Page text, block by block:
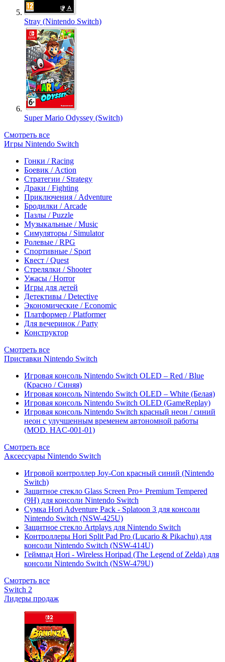
Stray (Nintendo Switch)
Super Mario Odyssey (Switch)
Смотреть все
Игры Nintendo Switch
Гонки / Racing
Боевик / Action
Стратегии / Strategy
Драки / Fighting
Приключения / Adventure
Бродилки / Arcade
Пазлы / Puzzle
Музыкальные / Music
Симуляторы / Simulator
Ролевые / RPG
Спортивные / Sport
Квест / Quest
Стрелялки / Shooter
Ужасы / Horror
Игры для детей
Детективы / Detective
Экономические / Economic
Платформер / Platformer
Для вечеринок / Party
Конструктор
Смотреть все
Приставки Nintendo Switch
Игровая консоль Nintendo Switch OLED – Red / Blue
(Красно / Синяя)
Игровая консоль Nintendo Switch OLED – White (Белая)
Игровая консоль Nintendo Switch OLED (GameReplay)
Игровая консоль Nintendo Switch красный неон / синий
неон с улучшенным временем автономной работы
(MOD. HAC-001-01)
Смотреть все
Аксессуары Nintendo Switch
Игровой контроллер Joy-Con красный синий (Nintendo
Switch)
Защитное стекло Glass Screen Pro+ Premium Tempered
(9H) для консоли Nintendo Switch
Сумка Hori Adventure Pack - Splatoon 3 для консоли
Nintendo Switch (NSW-425U)
Защитное стекло Artplays для Nintendo Switch
Контроллеры Hori Split Pad Pro (Lucario & Pikachu) для
консоли Nintendo Switch (NSW-414U)
Геймпад Hori - Wireless Horipad (The Legend of Zelda) для
консоли Nintendo Switch (NSW-479U)
Смотреть все
Switch 2
Лидеры продаж